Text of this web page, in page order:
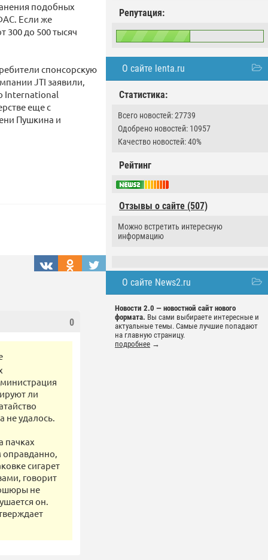
Репутация:
О сайте lenta.ru
Статистика:
Всего новостей: 27739
Одобрено новостей: 10957
Качество новостей: 40%
Рейтинг
Отзывы о сайте (507)
Можно встретить интересную
информацию
О сайте News2.ru
Новости 2.0 — новостной сайт нового
формата. Вы сами выбираете интересные и
актуальные темы. Самые лучшие попадают
на главную страницу.
подробнее →
подобных
Если же
300 до 500 тысяч
спонсорскую
JTI заявили,
International
еще с
Пушкина и
0
ли
не удалось.
пачках
сигарет
говорит
не
он.